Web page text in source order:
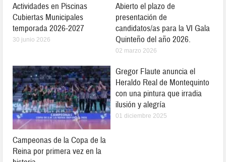
Actividades en Piscinas
Cubiertas Municipales
temporada 2026-2027
30 junio 2026
Abierto el plazo de
presentación de
candidatos/as para la VI Gala
Quinteño del año 2026.
02 marzo 2026
Campeonas de la Copa de la
Reina por primera vez en la
Gregor Flaute anuncia el
Heraldo Real de Montequinto
con una pintura que irradia
ilusión y alegría
01 diciembre 2025